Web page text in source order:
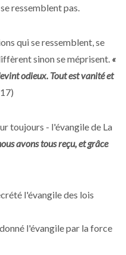
ressemblent pas.
qui se ressemblent, se
sinon se méprisent. «
odieux. Tout est vanité et
toujours - l'évangile de La
avons tous reçu, et grâce
l'évangile des lois
l'évangile par la force